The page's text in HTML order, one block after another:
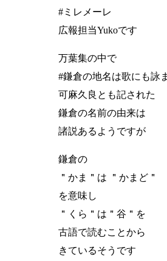
#ミレメーレ
広報担当Yukoです
万葉集の中で
#鎌倉の地名は歌にも詠
可麻久良とも記された
鎌倉の名前の由来は
諸説あるようですが
鎌倉の
＂かま＂は ＂かまど＂
を意味し
＂くら＂は＂谷＂を
古語で読むことから
きているそうです